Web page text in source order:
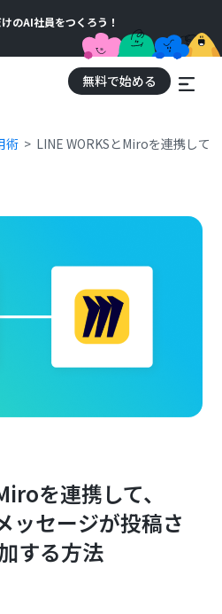
のAI社員をつくろう！
無料で始める
術 LINE WORKSとMiroを連携して
を連携して、
ッセージが投稿さ
する方法